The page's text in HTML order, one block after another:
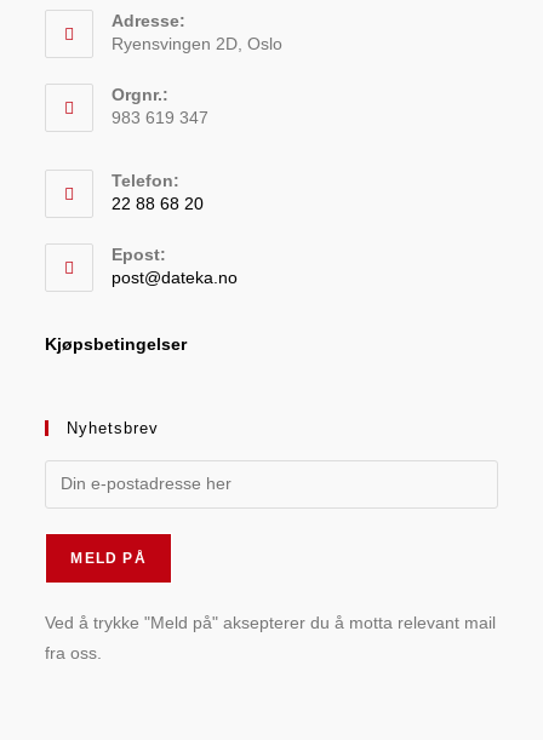
Adresse:
Ryensvingen 2D, Oslo
Orgnr.:
983 619 347
Telefon:
22 88 68 20
Epost:
post@dateka.no
Kjøpsbetingelser
Nyhetsbrev
Ved å trykke "Meld på" aksepterer du å motta relevant mail
fra oss.